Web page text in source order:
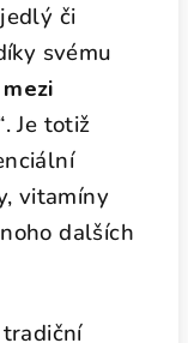
či
svému
mezi
Je totiž
vitamíny
dalších